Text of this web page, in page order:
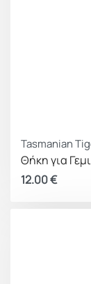
Tasmanian
Θήκη για
12.00€